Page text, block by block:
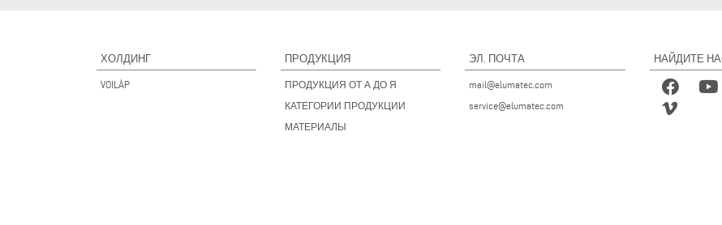
ХОЛДИНГ
VOILÀP
ПРОДУКЦИЯ
ПРОДУКЦИЯ ОТ А ДО Я
КАТЕГОРИИ ПРОДУКЦИИ
МАТЕРИАЛЫ
ЭЛ. ПОЧТА
mail@elumatec.com
service@elumatec.com
НАЙДИТЕ